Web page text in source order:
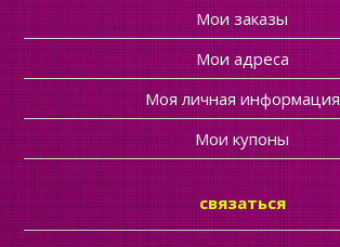
Мои заказы
Мои адреса
Моя личная информация
Мои купоны
связаться